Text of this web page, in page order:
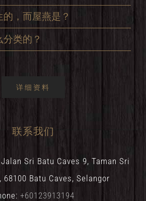
，而屋燕是？
类的？
详细资料
联系我们
Sri Batu Caves 9, Taman Sri
68100 Batu Caves, Selangor
+60123913194